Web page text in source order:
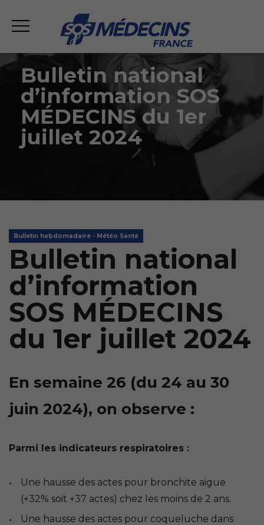
Bulletin national
d’information SOS
MÉDECINS du 1er
juillet 2024
Bulletin hebdomadaire - Météo Santé
Bulletin national
d’information
SOS MÉDECINS
du 1er juillet 2024
En semaine 26 (du 24 au 30
juin 2024), on observe :
Parmi les indicateurs respiratoires :
Une hausse des actes pour bronchite aigue
(+32% soit +37 actes) chez les moins de 2 ans.
Une hausse des actes pour coqueluche dans